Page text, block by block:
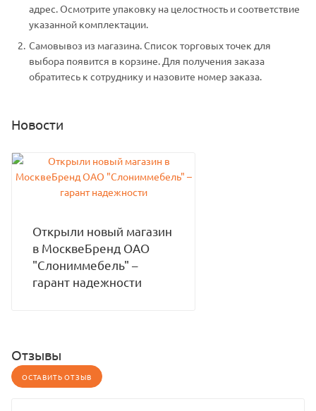
адрес. Осмотрите упаковку на целостность и соответствие
указанной комплектации.
Самовывоз из магазина. Список торговых точек для
выбора появится в корзине. Для получения заказа
обратитесь к сотруднику и назовите номер заказа.
Новости
Открыли новый магазин
в МосквеБренд ОАО
"Слониммебель" –
гарант надежности
Отзывы
ОСТАВИТЬ ОТЗЫВ